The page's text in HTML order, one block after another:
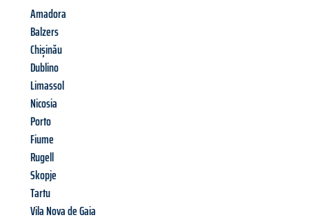
Amadora
Balzers
Chișinău
Dublino
Limassol
Nicosia
Porto
Fiume
Rugell
Skopje
Tartu
Vila Nova de Gaia